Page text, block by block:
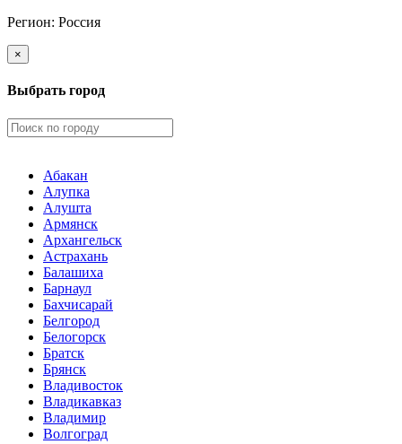
Регион: Россия
×
Выбрать город
Абакан
Алупка
Алушта
Армянск
Архангельск
Астрахань
Балашиха
Барнаул
Бахчисарай
Белгород
Белогорск
Братск
Брянск
Владивосток
Владикавказ
Владимир
Волгоград